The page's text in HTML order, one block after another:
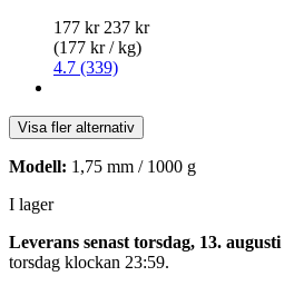
177 kr 237 kr
(177 kr / kg)
4.7 (339)
Visa fler alternativ
Modell: 1,75 mm / 1000 g
I lager
Leverans senast torsdag, 13. augusti
torsdag klockan 23:59.